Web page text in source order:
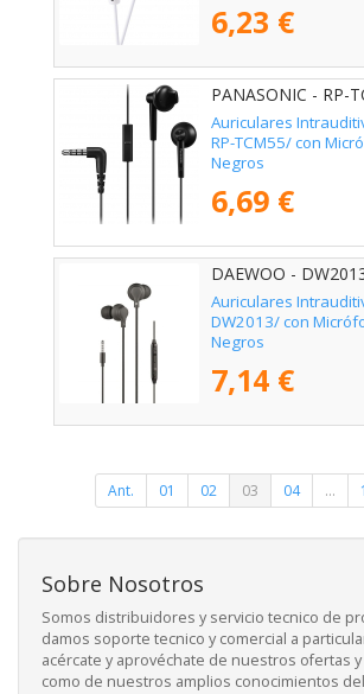
6,23 €
PANASONIC - RP-
Auriculares
RP-TCM55/ con
Negros
6,69 €
DAEWOO -
Auriculares
DW2013/ con
Negros
7,14 €
Ant. 01 02 03 04 ...
Sobre Nosotros
Somos distribuidores y servicio tecnico de
damos soporte tecnico y comercial a
acércate y aprovéchate de nuestros ofertas
como de nuestros amplios conocimientos